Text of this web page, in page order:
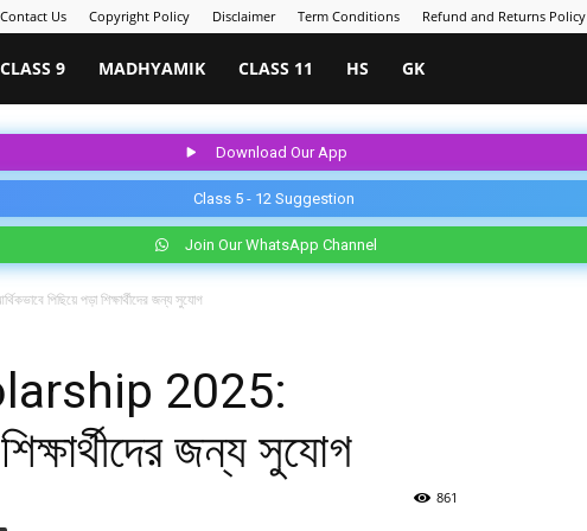
Contact Us Copyright Policy Disclaimer Term Conditions Refund and Returns Policy
CLASS 9 MADHYAMIK CLASS 11 HS GK
Download Our App
Class 5 - 12 Suggestion
Join Our WhatsApp Channel
পিছিয়ে পড়া শিক্ষার্থীদের জন্য সুযোগ
2025:
জন্য সুযোগ
861